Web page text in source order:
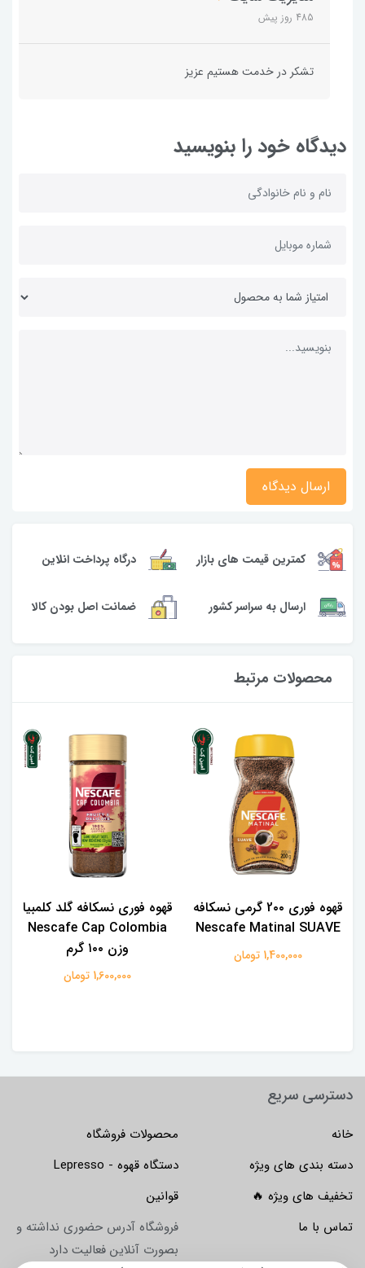
485 روز پیش
تشکر در خدمت هستیم عزیز
دیدگاه خود را بنویسید
ارسال دیدگاه
کمترین قیمت های بازار درگاه پرداخت انلاین
ارسال به سراسر کشور ضمانت اصل بودن کالا
محصولات مرتبط
قهوه فوری 2۰۰ گرمی نسکافه
Nescafe Matinal SUAVE
1,400,000 تومان
قهوه فوری نسکافه گلد کلمبیا
Nescafe Cap Colombia
وزن ۱۰۰ گرم
1,600,000 تومان
دسترسی سریع
خانه
محصولات فروشگاه
دسته بندی های ویژه
دستگاه قهوه - Lepresso
تخفیف های ویژه 🔥
قوانین
تماس با ما
فروشگاه آدرس حضوری نداشته و
بصورت آنلاین فعالیت دارد